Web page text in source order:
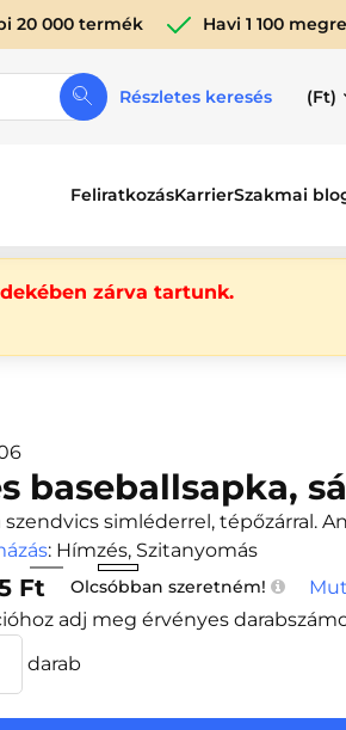
20 000 termék Havi 1 100
Részletes keresés (Ft)
FeliratkozásKarrierSzakmai
zárva tartunk.
baseballsapka,
simléderrel, tépőzárral.
: Hímzés, Szitanyomás
Ft Olcsóbban szeretném!
adj meg érvényes
darab